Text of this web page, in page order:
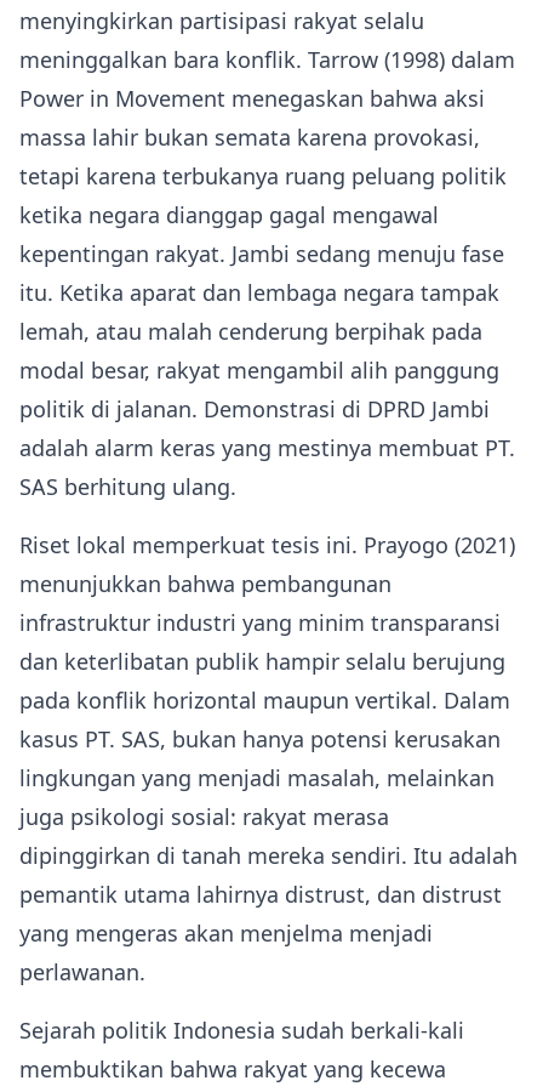
menyingkirkan partisipasi rakyat selalu
meninggalkan bara konflik. Tarrow (1998) dalam
Power in Movement menegaskan bahwa aksi
massa lahir bukan semata karena provokasi,
tetapi karena terbukanya ruang peluang politik
ketika negara dianggap gagal mengawal
kepentingan rakyat. Jambi sedang menuju fase
itu. Ketika aparat dan lembaga negara tampak
lemah, atau malah cenderung berpihak pada
modal besar, rakyat mengambil alih panggung
politik di jalanan. Demonstrasi di DPRD Jambi
adalah alarm keras yang mestinya membuat PT.
SAS berhitung ulang.
Riset lokal memperkuat tesis ini. Prayogo (2021)
menunjukkan bahwa pembangunan
infrastruktur industri yang minim transparansi
dan keterlibatan publik hampir selalu berujung
pada konflik horizontal maupun vertikal. Dalam
kasus PT. SAS, bukan hanya potensi kerusakan
lingkungan yang menjadi masalah, melainkan
juga psikologi sosial: rakyat merasa
dipinggirkan di tanah mereka sendiri. Itu adalah
pemantik utama lahirnya distrust, dan distrust
yang mengeras akan menjelma menjadi
perlawanan.
Sejarah politik Indonesia sudah berkali-kali
membuktikan bahwa rakyat yang kecewa